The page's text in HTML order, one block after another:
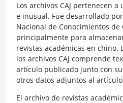
Los archivos CAJ pertenecen
e inusual. Fue desarrollado
Nacional de Conocimientos de
principalmente para
revistas académicas en
los archivos CAJ comprende
artículo publicado junto con
otros datos adjuntos al
El archivo de revistas